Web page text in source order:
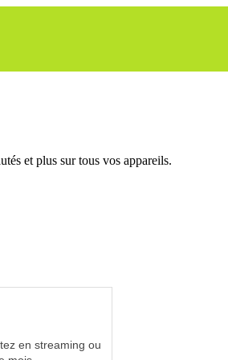
et plus sur tous vos appareils.
en streaming ou